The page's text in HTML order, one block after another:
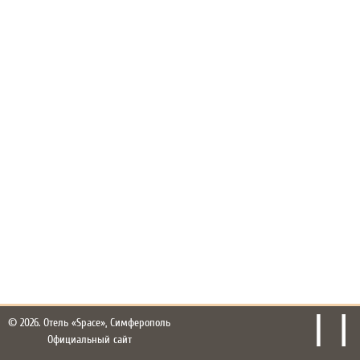
© 2026. Отель «Space», Симферополь
Официальный сайт